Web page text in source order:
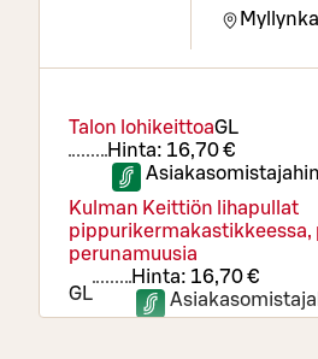
Talon lohikeittoaGL
Hinta: 16,70 €
Kulman Keittiön lihapullat
pippurikermakastikkeessa,
perunamuusia
GL
Hinta: 16,70 €